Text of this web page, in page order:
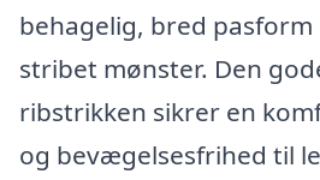
behagelig, bred
stribet mønster. Den
ribstrikken sikrer en
og bevægelsesfrihed til